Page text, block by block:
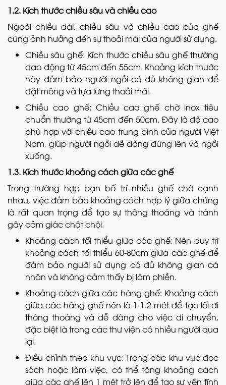
1.2. Kích thước chiều sâu và chiều cao
Ngoài chiều dài, chiều sâu và chiều cao của ghế
cũng ảnh hưởng đến sự thoải mái của người sử dụng.
Chiều sâu ghế: Kích thước chiều sâu ghế thường
dao động từ 45cm đến 55cm. Khoảng kích thước
này đảm bảo người ngồi có đủ không gian để
đặt mông và tựa lưng thoải mái.
Chiều cao ghế: Chiều cao ghế chờ inox tiêu
chuẩn thường từ 45cm đến 50cm. Đây là độ cao
phù hợp với chiều cao trung bình của người Việt
Nam, giúp người ngồi dễ dàng đứng lên và ngồi
xuống.
1.3. Kích thước khoảng cách giữa các ghế
Trong trường hợp bạn bố trí nhiều ghế chờ cạnh
nhau, việc đảm bảo khoảng cách hợp lý giữa chúng
là rất quan trọng để tạo sự thông thoáng và tránh
gây cảm giác chật chội.
Khoảng cách tối thiểu giữa các ghế: Nên duy trì
khoảng cách tối thiểu 60-80cm giữa các ghế để
đảm bảo người sử dụng có đủ không gian cá
nhân và không cảm thấy bị làm phiền.
Khoảng cách giữa các hàng ghế: Khoảng cách
giữa các hàng ghế nên là 1-1.2 mét để tạo lối đi
thông thoáng và dễ dàng cho việc di chuyển,
đặc biệt là trong các thư viện có nhiều người qua
lại.
Điều chỉnh theo khu vực: Trong các khu vực đọc
sách hoặc làm việc, có thể tăng khoảng cách
giữa các ghế lên 1 mét trở lên để tạo sự yên tĩnh